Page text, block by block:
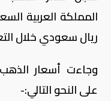
ريال سعودي خلال
وجاءت أسعار
على النحو التالي:-